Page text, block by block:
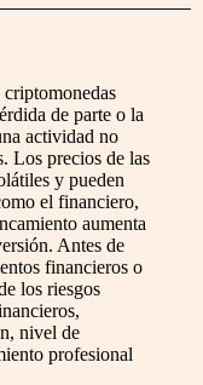
de parte o la
actividad no
Los precios de las
y pueden
el financiero,
aumenta
Antes de
financieros o
los riesgos
nivel de
profesional